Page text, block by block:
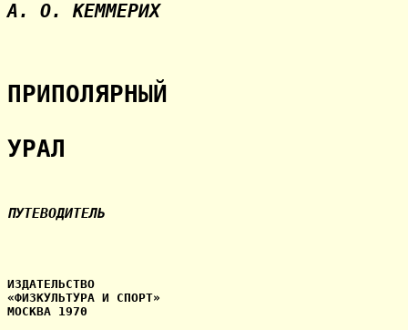
А. О. КЕММЕРИХ
ПРИПОЛЯРНЫЙ
УРАЛ
ПУТЕВОДИТЕЛЬ
ИЗДАТЕЛЬСТВО
«ФИЗКУЛЬТУРА И СПОРТ»
МОСКВА 1970